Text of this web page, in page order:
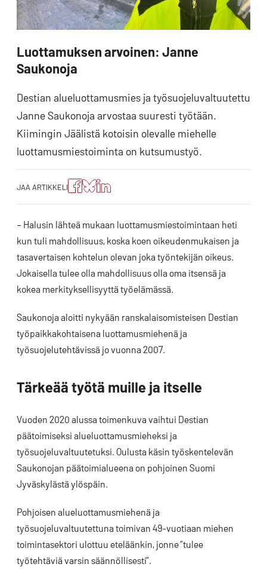
Luottamuksen arvoinen: Janne
Saukonoja
Destian alueluottamusmies ja työsuojeluvaltuutettu
Janne Saukonoja arvostaa suuresti työtään.
Kiimingin Jäälistä kotoisin olevalle miehelle
luottamusmiestoiminta on kutsumustyö.
JAA ARTIKKELI
Jaa
artikkeli
Facebookissa
Jaa
artikkeli
Blueskyssa
Jako:
Jaa
artikkeli
– Halusin lähteä mukaan luottamusmiestoimintaan heti
kun tuli mahdollisuus, koska koen oikeudenmukaisen ja
tasavertaisen kohtelun olevan joka työntekijän oikeus.
Jokaisella tulee olla mahdollisuus olla oma itsensä ja
kokea merkityksellisyyttä työelämässä.
Saukonoja aloitti nykyään ranskalaisomisteisen Destian
työpaikkakohtaisena luottamusmiehenä ja
työsuojelutehtävissä jo vuonna 2007.
Tärkeää työtä muille ja itselle
Vuoden 2020 alussa toimenkuva vaihtui Destian
päätoimiseksi alueluottamusmieheksi ja
työsuojeluvaltuutetuksi. Oulusta käsin työskentelevän
Saukonojan päätoimialueena on pohjoinen Suomi
Jyväskylästä ylöspäin.
Pohjoisen alueluottamusmiehenä ja
työsuojeluvaltuutettuna toimivan 49-vuotiaan miehen
toimintasektori ulottuu eteläänkin, jonne ”tulee
työtehtäviä varsin säännöllisesti”.